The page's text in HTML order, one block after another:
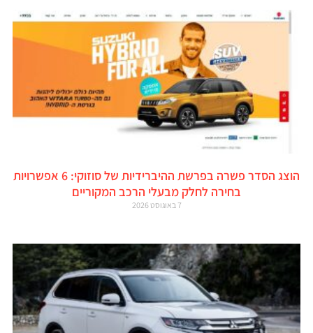
הוצג הסדר פשרה בפרשת ההיברידיות של סוזוקי: 6 אפשרויות
בחירה לחלק מבעלי הרכב המקוריים
7 באוגוסט 2026